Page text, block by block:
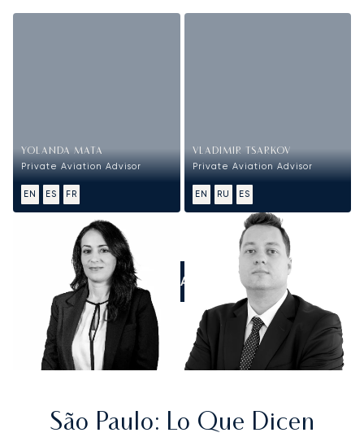
YOLANDA MATA
Private Aviation Advisor
EN ES FR
VLADIMIR TSARKOV
Private Aviation Advisor
EN RU ES
LLÁMANOS
São Paulo: Lo Que Dicen